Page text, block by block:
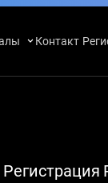
Контакт
Регистрация